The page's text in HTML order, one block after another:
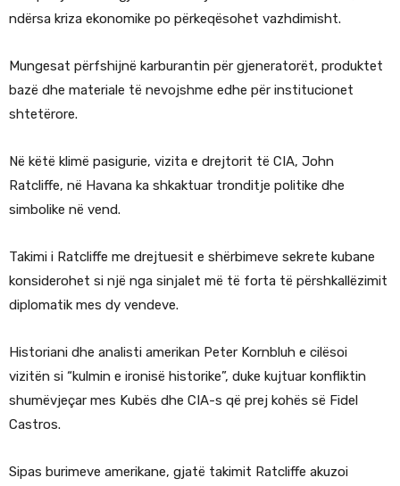
ndërsa kriza ekonomike po përkeqësohet vazhdimisht.
Mungesat përfshijnë karburantin për gjeneratorët, produktet
bazë dhe materiale të nevojshme edhe për institucionet
shtetërore.
Në këtë klimë pasigurie, vizita e drejtorit të CIA, John
Ratcliffe, në Havana ka shkaktuar tronditje politike dhe
simbolike në vend.
Takimi i Ratcliffe me drejtuesit e shërbimeve sekrete kubane
konsiderohet si një nga sinjalet më të forta të përshkallëzimit
diplomatik mes dy vendeve.
Historiani dhe analisti amerikan Peter Kornbluh e cilësoi
vizitën si “kulmin e ironisë historike”, duke kujtuar konfliktin
shumëvjeçar mes Kubës dhe CIA-s që prej kohës së Fidel
Castros.
Sipas burimeve amerikane, gjatë takimit Ratcliffe akuzoi